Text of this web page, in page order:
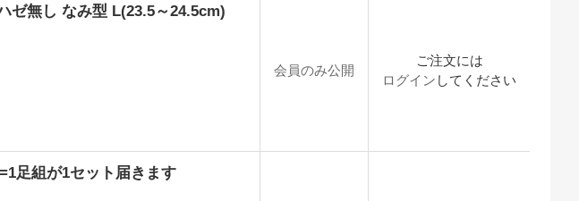
ゼ無し なみ型 L(23.5～24.5cm)
会員のみ公開
ご注文には
ログイン してください
足組が1セット届きます